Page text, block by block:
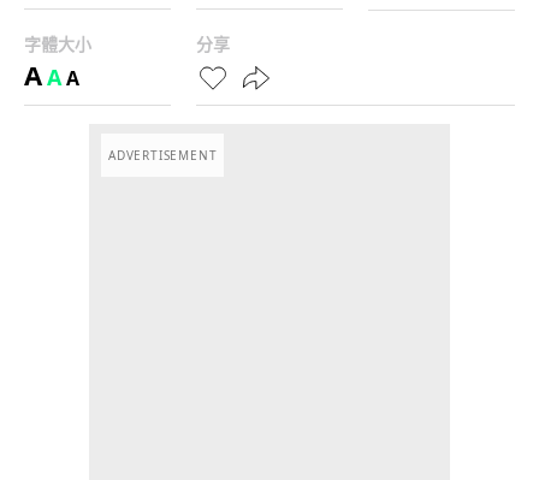
字體大小
AAA
分享
ADVERTISEMENT